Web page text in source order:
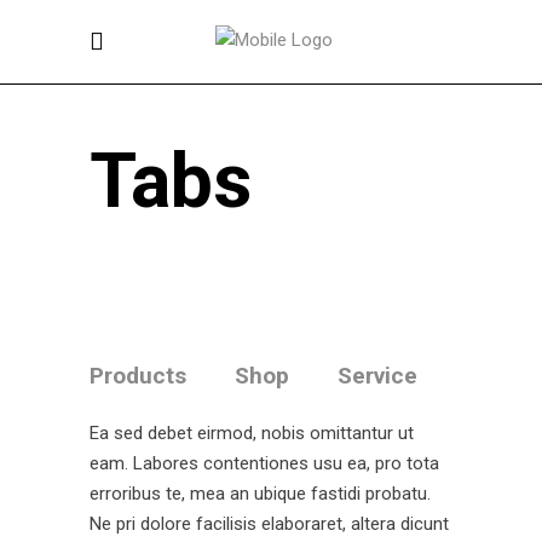
Tabs
Products Shop Service
Ea sed debet eirmod, nobis omittantur ut
eam. Labores contentiones usu ea, pro tota
erroribus te, mea an ubique fastidi probatu.
Ne pri dolore facilisis elaboraret, altera dicunt